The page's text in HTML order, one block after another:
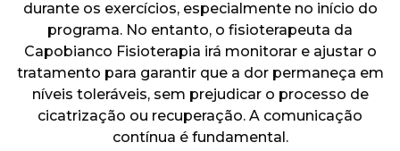
durante os exercícios, especialmente no início do
programa. No entanto, o fisioterapeuta da
Capobianco Fisioterapia irá monitorar e ajustar o
tratamento para garantir que a dor permaneça em
níveis toleráveis, sem prejudicar o processo de
cicatrização ou recuperação. A comunicação
contínua é fundamental.